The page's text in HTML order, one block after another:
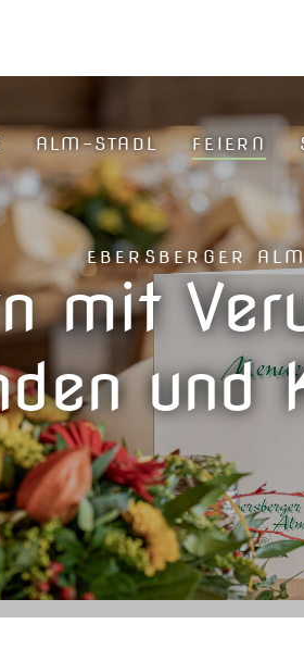
ALM-STADL FEIERN
EBERSBERGER
mit
und